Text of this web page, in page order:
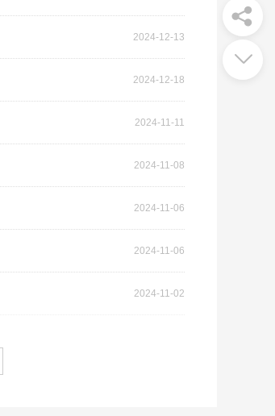
2024-12-13
2024-12-18
2024-11-11
2024-11-08
2024-11-06
2024-11-06
2024-11-02